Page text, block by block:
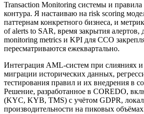
Transaction Monitoring системы и
контура. Я настаиваю на risk scoring
паттернам конкретного бизнеса, и
of alerts to SAR, время закрытия
monitoring metrics и KPI для CCO
пересматриваются ежеквартально.
Интеграция AML-систем при слияниях и
миграции исторических данных,
тестирования правил и их внедрения в
Решение, разработанное в COREDO,
(KYC, KYB, TMS) с учётом GDPR,
производительности на пиковых